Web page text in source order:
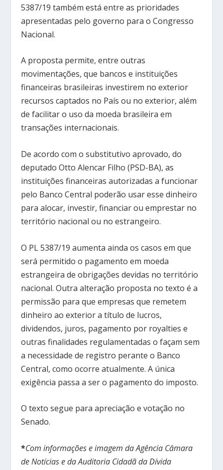
5387/19 também está entre as prioridades
apresentadas pelo governo para o Congresso
Nacional.
A proposta permite, entre outras
movimentações, que bancos e instituições
financeiras brasileiras investirem no exterior
recursos captados no País ou no exterior, além
de facilitar o uso da moeda brasileira em
transações internacionais.
De acordo com o substitutivo aprovado, do
deputado Otto Alencar Filho (PSD-BA), as
instituições financeiras autorizadas a funcionar
pelo Banco Central poderão usar esse dinheiro
para alocar, investir, financiar ou emprestar no
território nacional ou no estrangeiro.
O PL 5387/19 aumenta ainda os casos em que
será permitido o pagamento em moeda
estrangeira de obrigações devidas no território
nacional. Outra alteração proposta no texto é a
permissão para que empresas que remetem
dinheiro ao exterior a título de lucros,
dividendos, juros, pagamento por royalties e
outras finalidades regulamentadas o façam sem
a necessidade de registro perante o Banco
Central, como ocorre atualmente. A única
exigência passa a ser o pagamento do imposto.
O texto segue para apreciação e votação no
Senado.
*Com informações e imagem da Agência Câmara
de Notícias e da Auditoria Cidadã da Dívida